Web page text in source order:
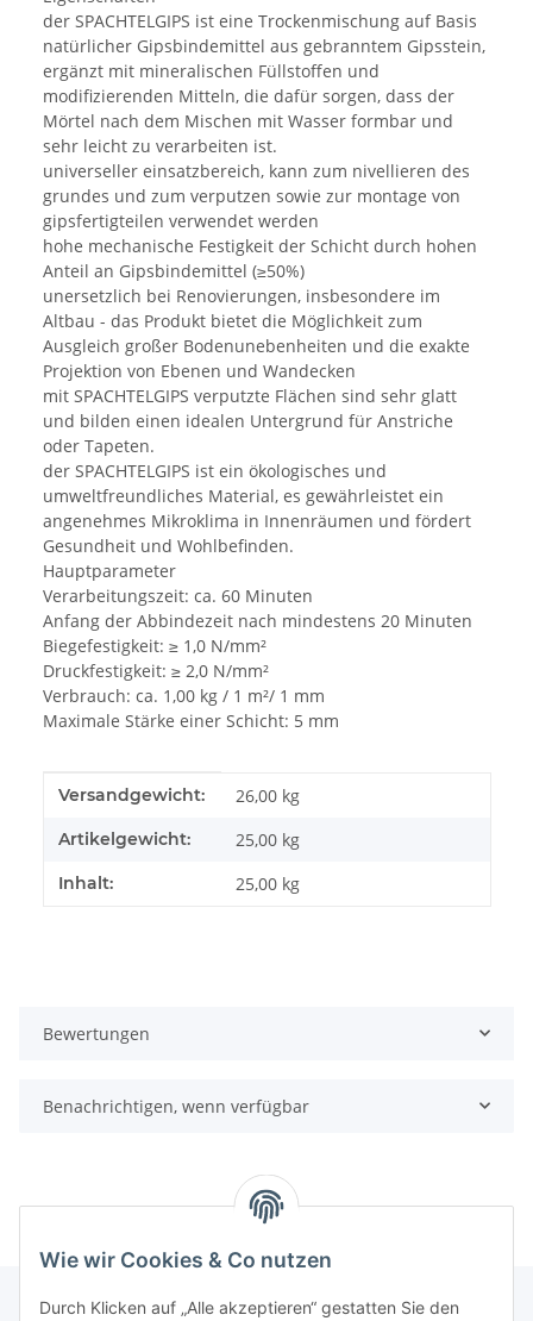
Wie wir Cookies & Co nutzen
Durch Klicken auf „Alle akzeptieren“ gestatten Sie den
der SPACHTELGIPS ist eine Trockenmischung auf Basis
natürlicher Gipsbindemittel aus gebranntem Gipsstein,
ergänzt mit mineralischen Füllstoffen und
modifizierenden Mitteln, die dafür sorgen, dass der
Mörtel nach dem Mischen mit Wasser formbar und
sehr leicht zu verarbeiten ist.
universeller einsatzbereich, kann zum nivellieren des
grundes und zum verputzen sowie zur montage von
gipsfertigteilen verwendet werden
hohe mechanische Festigkeit der Schicht durch hohen
Anteil an Gipsbindemittel (≥50%)
unersetzlich bei Renovierungen, insbesondere im
Altbau - das Produkt bietet die Möglichkeit zum
Ausgleich großer Bodenunebenheiten und die exakte
Projektion von Ebenen und Wandecken
mit SPACHTELGIPS verputzte Flächen sind sehr glatt
und bilden einen idealen Untergrund für Anstriche
oder Tapeten.
der SPACHTELGIPS ist ein ökologisches und
umweltfreundliches Material, es gewährleistet ein
angenehmes Mikroklima in Innenräumen und fördert
Gesundheit und Wohlbefinden.
Hauptparameter
Verarbeitungszeit: ca. 60 Minuten
Anfang der Abbindezeit nach mindestens 20 Minuten
Biegefestigkeit: ≥ 1,0 N/mm²
Druckfestigkeit: ≥ 2,0 N/mm²
Verbrauch: ca. 1,00 kg / 1 m²/ 1 mm
Maximale Stärke einer Schicht: 5 mm
Produkteigenschaft
Wert
Versandgewicht: 26,00 kg
Artikelgewicht: 25,00 kg
Inhalt: 25,00 kg
Bewertungen
Benachrichtigen, wenn verfügbar